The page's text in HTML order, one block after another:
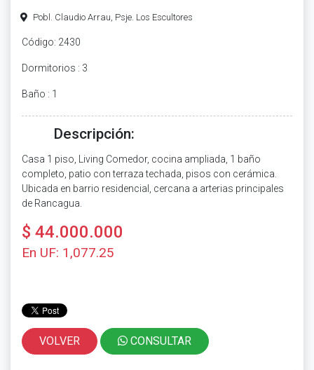
Pobl. Claudio Arrau, Psje. Los Escultores
Código: 2430
Dormitorios : 3
Baño : 1
Descripción:
Casa 1 piso, Living Comedor, cocina ampliada, 1 baño
completo, patio con terraza techada, pisos con cerámica.
Ubicada en barrio residencial, cercana a arterias principales
de Rancagua.
$ 44.000.000
En UF: 1,077.25
VOLVER CONSULTAR